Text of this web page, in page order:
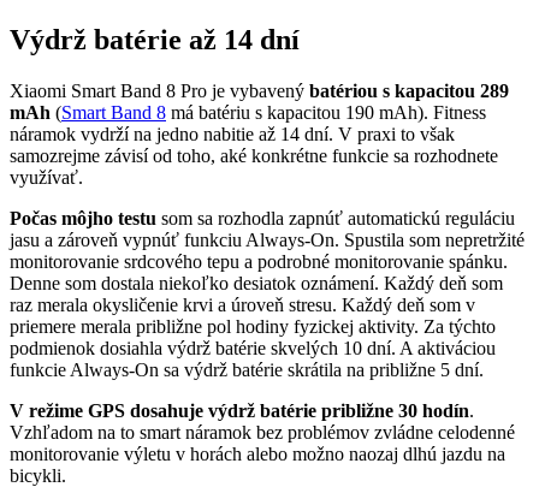
Výdrž batérie až 14 dní
Xiaomi Smart Band 8 Pro je vybavený batériou s kapacitou 289
mAh (Smart Band 8 má batériu s kapacitou 190 mAh). Fitness
náramok vydrží na jedno nabitie až 14 dní. V praxi to však
samozrejme závisí od toho, aké konkrétne funkcie sa rozhodnete
využívať.
Počas môjho testu som sa rozhodla zapnúť automatickú reguláciu
jasu a zároveň vypnúť funkciu Always-On. Spustila som nepretržité
monitorovanie srdcového tepu a podrobné monitorovanie spánku.
Denne som dostala niekoľko desiatok oznámení. Každý deň som
raz merala okysličenie krvi a úroveň stresu. Každý deň som v
priemere merala približne pol hodiny fyzickej aktivity. Za týchto
podmienok dosiahla výdrž batérie skvelých 10 dní. A aktiváciou
funkcie Always-On sa výdrž batérie skrátila na približne 5 dní.
V režime GPS dosahuje výdrž batérie približne 30 hodín.
Vzhľadom na to smart náramok bez problémov zvládne celodenné
monitorovanie výletu v horách alebo možno naozaj dlhú jazdu na
bicykli.